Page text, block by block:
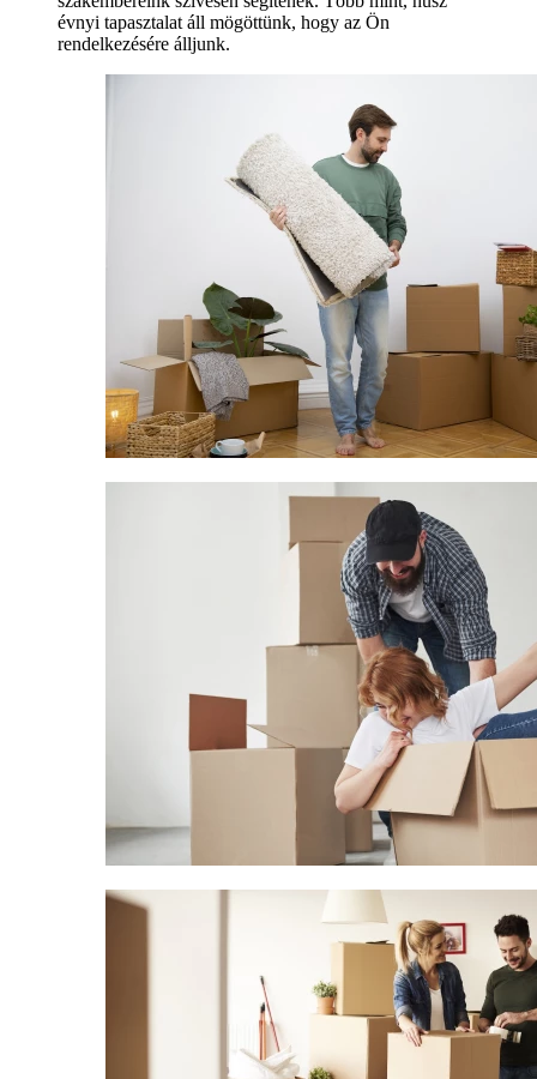
évnyi tapasztalat áll mögöttünk, hogy az Ön
rendelkezésére álljunk.